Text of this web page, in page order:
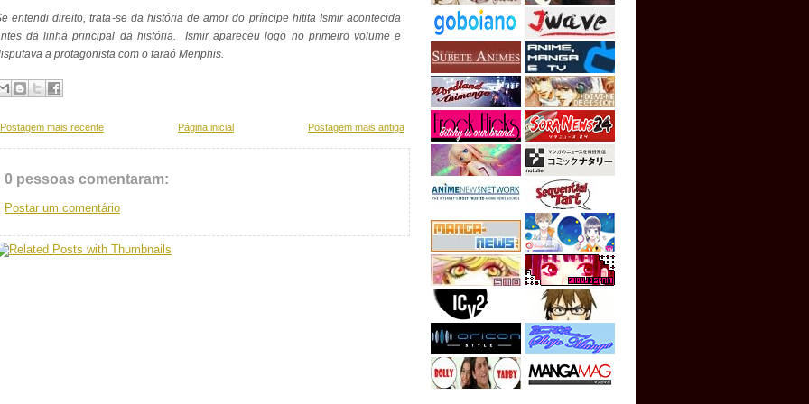
entendi direito, trata-se da história de amor do príncipe hitita Ismir acontecida
da linha principal da história. Ismir apareceu logo no primeiro volume e
a protagonista com o faraó Menphis.
Postagem mais recente Postagem mais antiga
Página inicial
0 pessoas comentaram:
Postar um comentário